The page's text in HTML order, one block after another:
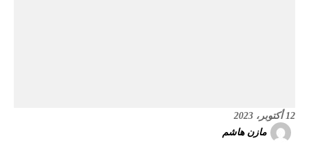
12 أكتوبر، 2023
مازن هاشم